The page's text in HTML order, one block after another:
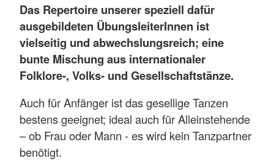
Das Repertoire unserer speziell dafür
ausgebildeten ÜbungsleiterInnen ist
vielseitig und abwechslungsreich; eine
bunte Mischung aus internationaler
Folklore-, Volks- und Gesellschaftstänze.
Auch für Anfänger ist das gesellige Tanzen
bestens geeignet; ideal auch für Alleinstehende
– ob Frau oder Mann - es wird kein Tanzpartner
benötigt.